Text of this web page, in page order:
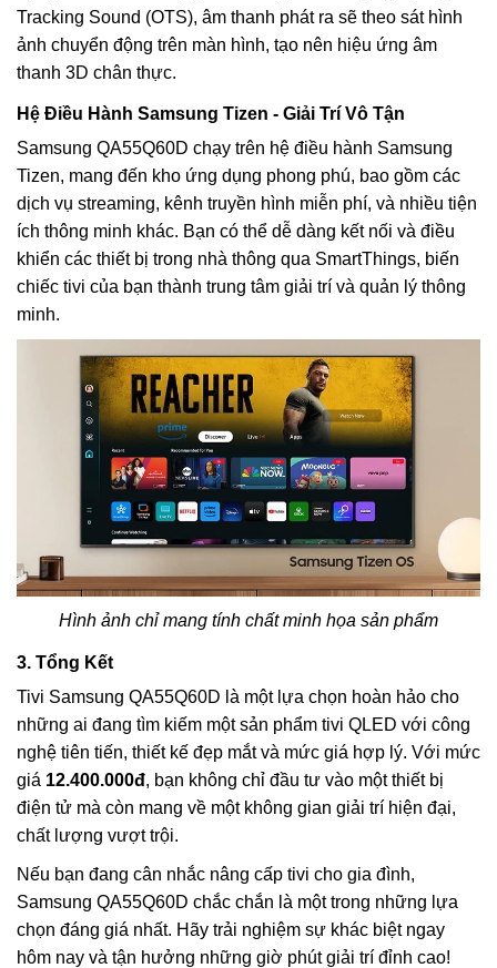
Tracking Sound (OTS), âm thanh phát ra sẽ theo sát hình
ảnh chuyển động trên màn hình, tạo nên hiệu ứng âm
thanh 3D chân thực.
Hệ Điều Hành Samsung Tizen - Giải Trí Vô Tận
Samsung QA55Q60D chạy trên hệ điều hành Samsung
Tizen, mang đến kho ứng dụng phong phú, bao gồm các
dịch vụ streaming, kênh truyền hình miễn phí, và nhiều tiện
ích thông minh khác. Bạn có thể dễ dàng kết nối và điều
khiển các thiết bị trong nhà thông qua SmartThings, biến
chiếc tivi của bạn thành trung tâm giải trí và quản lý thông
minh.
Hình ảnh chỉ mang tính chất minh họa sản phẩm
3. Tổng Kết
Tivi Samsung QA55Q60D là một lựa chọn hoàn hảo cho
những ai đang tìm kiếm một sản phẩm tivi QLED với công
nghệ tiên tiến, thiết kế đẹp mắt và mức giá hợp lý. Với mức
giá 12.400.000đ, bạn không chỉ đầu tư vào một thiết bị
điện tử mà còn mang về một không gian giải trí hiện đại,
chất lượng vượt trội.
Nếu bạn đang cân nhắc nâng cấp tivi cho gia đình,
Samsung QA55Q60D chắc chắn là một trong những lựa
chọn đáng giá nhất. Hãy trải nghiệm sự khác biệt ngay
hôm nay và tận hưởng những giờ phút giải trí đỉnh cao!